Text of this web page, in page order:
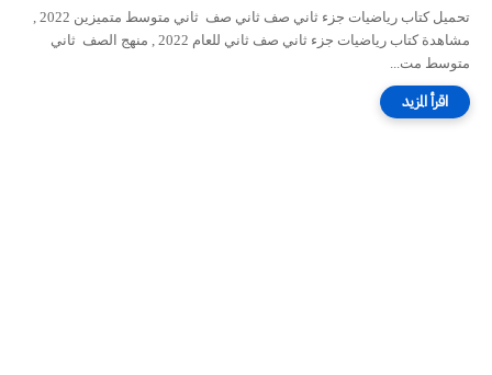
مشاهدة كتاب رياضيات جزء ثاني صف ثاني للعام 2022 , منهج الصف ثاني
متوسط مت...